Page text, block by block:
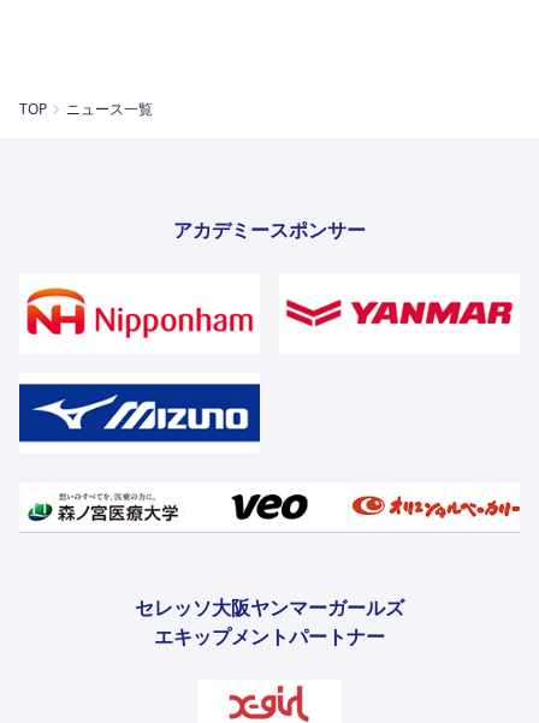
TOP ニュース一覧
アカデミースポンサー
セレッソ大阪ヤンマーガールズ
エキップメントパートナー